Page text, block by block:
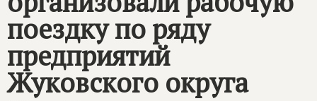
поездку по ряду
предприятий
Жуковского округа